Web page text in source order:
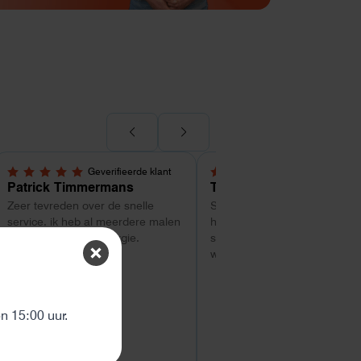
Geverifieerde klant
5,0 van 5 sterren
Patrick Timmermans
Zeer tevreden over de snelle
service. ik heb al meerdere malen
besteld bij Helion energie.
5,0 van 5 sterren
Tom
Super service tot zo ver.
hulp met uitzoeken van welk
systeem geschikt is. Vragen
worden snel beantwoord
15:00 uur.